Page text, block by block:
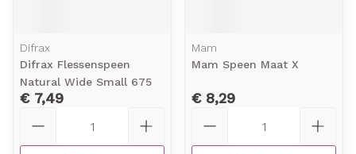
Difrax
Difrax Flessenspeen
Natural Wide Small 675
€ 7,49
Mam
Mam Speen Maat X
€ 8,29